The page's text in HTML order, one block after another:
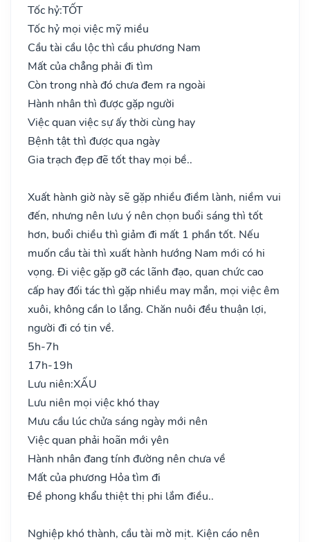
Tốc hỷ:TỐT
Tốc hỷ mọi việc mỹ miều
Cầu tài cầu lộc thì cầu phương Nam
Mất của chẳng phải đi tìm
Còn trong nhà đó chưa đem ra ngoài
Hành nhân thì được gặp người
Việc quan việc sự ấy thời cùng hay
Bệnh tật thì được qua ngày
Gia trạch đẹp đẽ tốt thay mọi bề..
Xuất hành giờ này sẽ gặp nhiều điềm lành, niềm vui
đến, nhưng nên lưu ý nên chọn buổi sáng thì tốt
hơn, buổi chiều thì giảm đi mất 1 phần tốt. Nếu
muốn cầu tài thì xuất hành hướng Nam mới có hi
vọng. Đi việc gặp gỡ các lãnh đạo, quan chức cao
cấp hay đối tác thì gặp nhiều may mắn, mọi việc êm
xuôi, không cần lo lắng. Chăn nuôi đều thuận lợi,
người đi có tin về.
5h-7h
17h-19h
Lưu niên:XẤU
Lưu niên mọi việc khó thay
Mưu cầu lúc chửa sáng ngày mới nên
Việc quan phải hoãn mới yên
Hành nhân đang tính đường nên chưa về
Mất của phương Hỏa tìm đi
Đề phong khẩu thiệt thị phi lắm điều..
Nghiệp khó thành, cầu tài mờ mịt. Kiện cáo nên